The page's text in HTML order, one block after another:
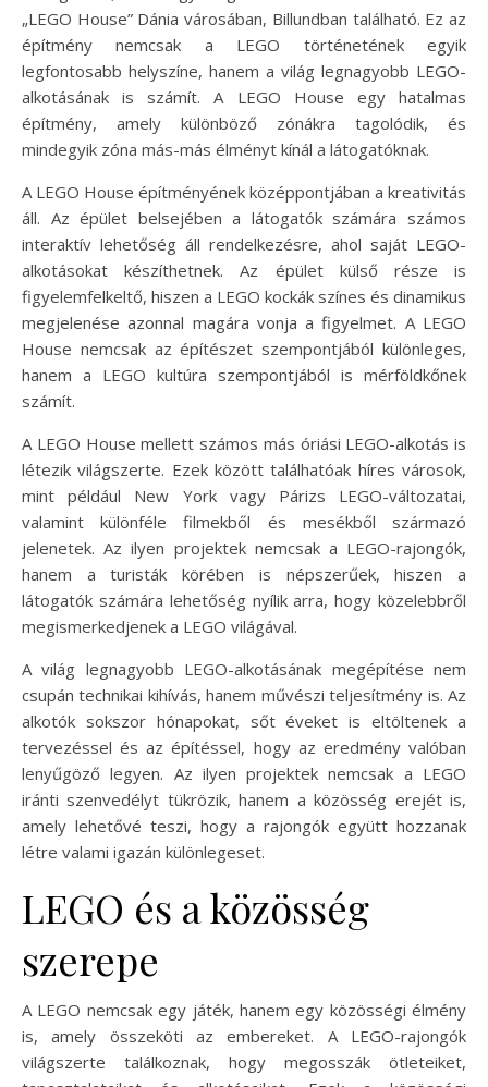
„LEGO House” Dánia városában, Billundban található. Ez az
építmény nemcsak a LEGO történetének egyik
legfontosabb helyszíne, hanem a világ legnagyobb LEGO-
alkotásának is számít. A LEGO House egy hatalmas
építmény, amely különböző zónákra tagolódik, és
mindegyik zóna más-más élményt kínál a látogatóknak.
A LEGO House építményének középpontjában a kreativitás
áll. Az épület belsejében a látogatók számára számos
interaktív lehetőség áll rendelkezésre, ahol saját LEGO-
alkotásokat készíthetnek. Az épület külső része is
figyelemfelkeltő, hiszen a LEGO kockák színes és dinamikus
megjelenése azonnal magára vonja a figyelmet. A LEGO
House nemcsak az építészet szempontjából különleges,
hanem a LEGO kultúra szempontjából is mérföldkőnek
számít.
A LEGO House mellett számos más óriási LEGO-alkotás is
létezik világszerte. Ezek között találhatóak híres városok,
mint például New York vagy Párizs LEGO-változatai,
valamint különféle filmekből és mesékből származó
jelenetek. Az ilyen projektek nemcsak a LEGO-rajongók,
hanem a turisták körében is népszerűek, hiszen a
látogatók számára lehetőség nyílik arra, hogy közelebbről
megismerkedjenek a LEGO világával.
A világ legnagyobb LEGO-alkotásának megépítése nem
csupán technikai kihívás, hanem művészi teljesítmény is. Az
alkotók sokszor hónapokat, sőt éveket is eltöltenek a
tervezéssel és az építéssel, hogy az eredmény valóban
lenyűgöző legyen. Az ilyen projektek nemcsak a LEGO
iránti szenvedélyt tükrözik, hanem a közösség erejét is,
amely lehetővé teszi, hogy a rajongók együtt hozzanak
létre valami igazán különlegeset.
LEGO és a közösség
szerepe
A LEGO nemcsak egy játék, hanem egy közösségi élmény
is, amely összeköti az embereket. A LEGO-rajongók
világszerte találkoznak, hogy megosszák ötleteiket,